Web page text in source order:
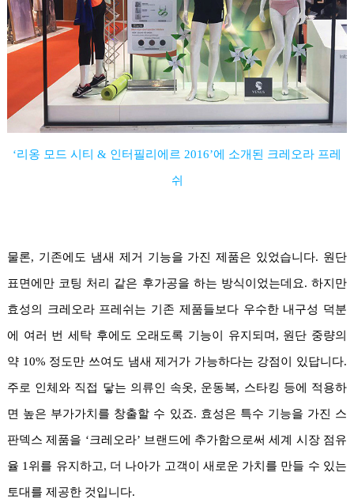
‘리옹 모드 시티 & 인터필리에르 2016’에 소개된 크레오라 프레
쉬
물론, 기존에도 냄새 제거 기능을 가진 제품은 있었습니다. 원단
표면에만 코팅 처리 같은 후가공을 하는 방식이었는데요. 하지만
효성의 크레오라 프레쉬는 기존 제품들보다 우수한 내구성 덕분
에 여러 번 세탁 후에도 오래도록 기능이 유지되며, 원단 중량의
약 10% 정도만 쓰여도 냄새 제거가 가능하다는 강점이 있답니다.
주로 인체와 직접 닿는 의류인 속옷, 운동복, 스타킹 등에 적용하
면 높은 부가가치를 창출할 수 있죠. 효성은 특수 기능을 가진 스
판덱스 제품을 ‘크레오라’ 브랜드에 추가함으로써 세계 시장 점유
율 1위를 유지하고, 더 나아가 고객이 새로운 가치를 만들 수 있는
토대를 제공한 것입니다.